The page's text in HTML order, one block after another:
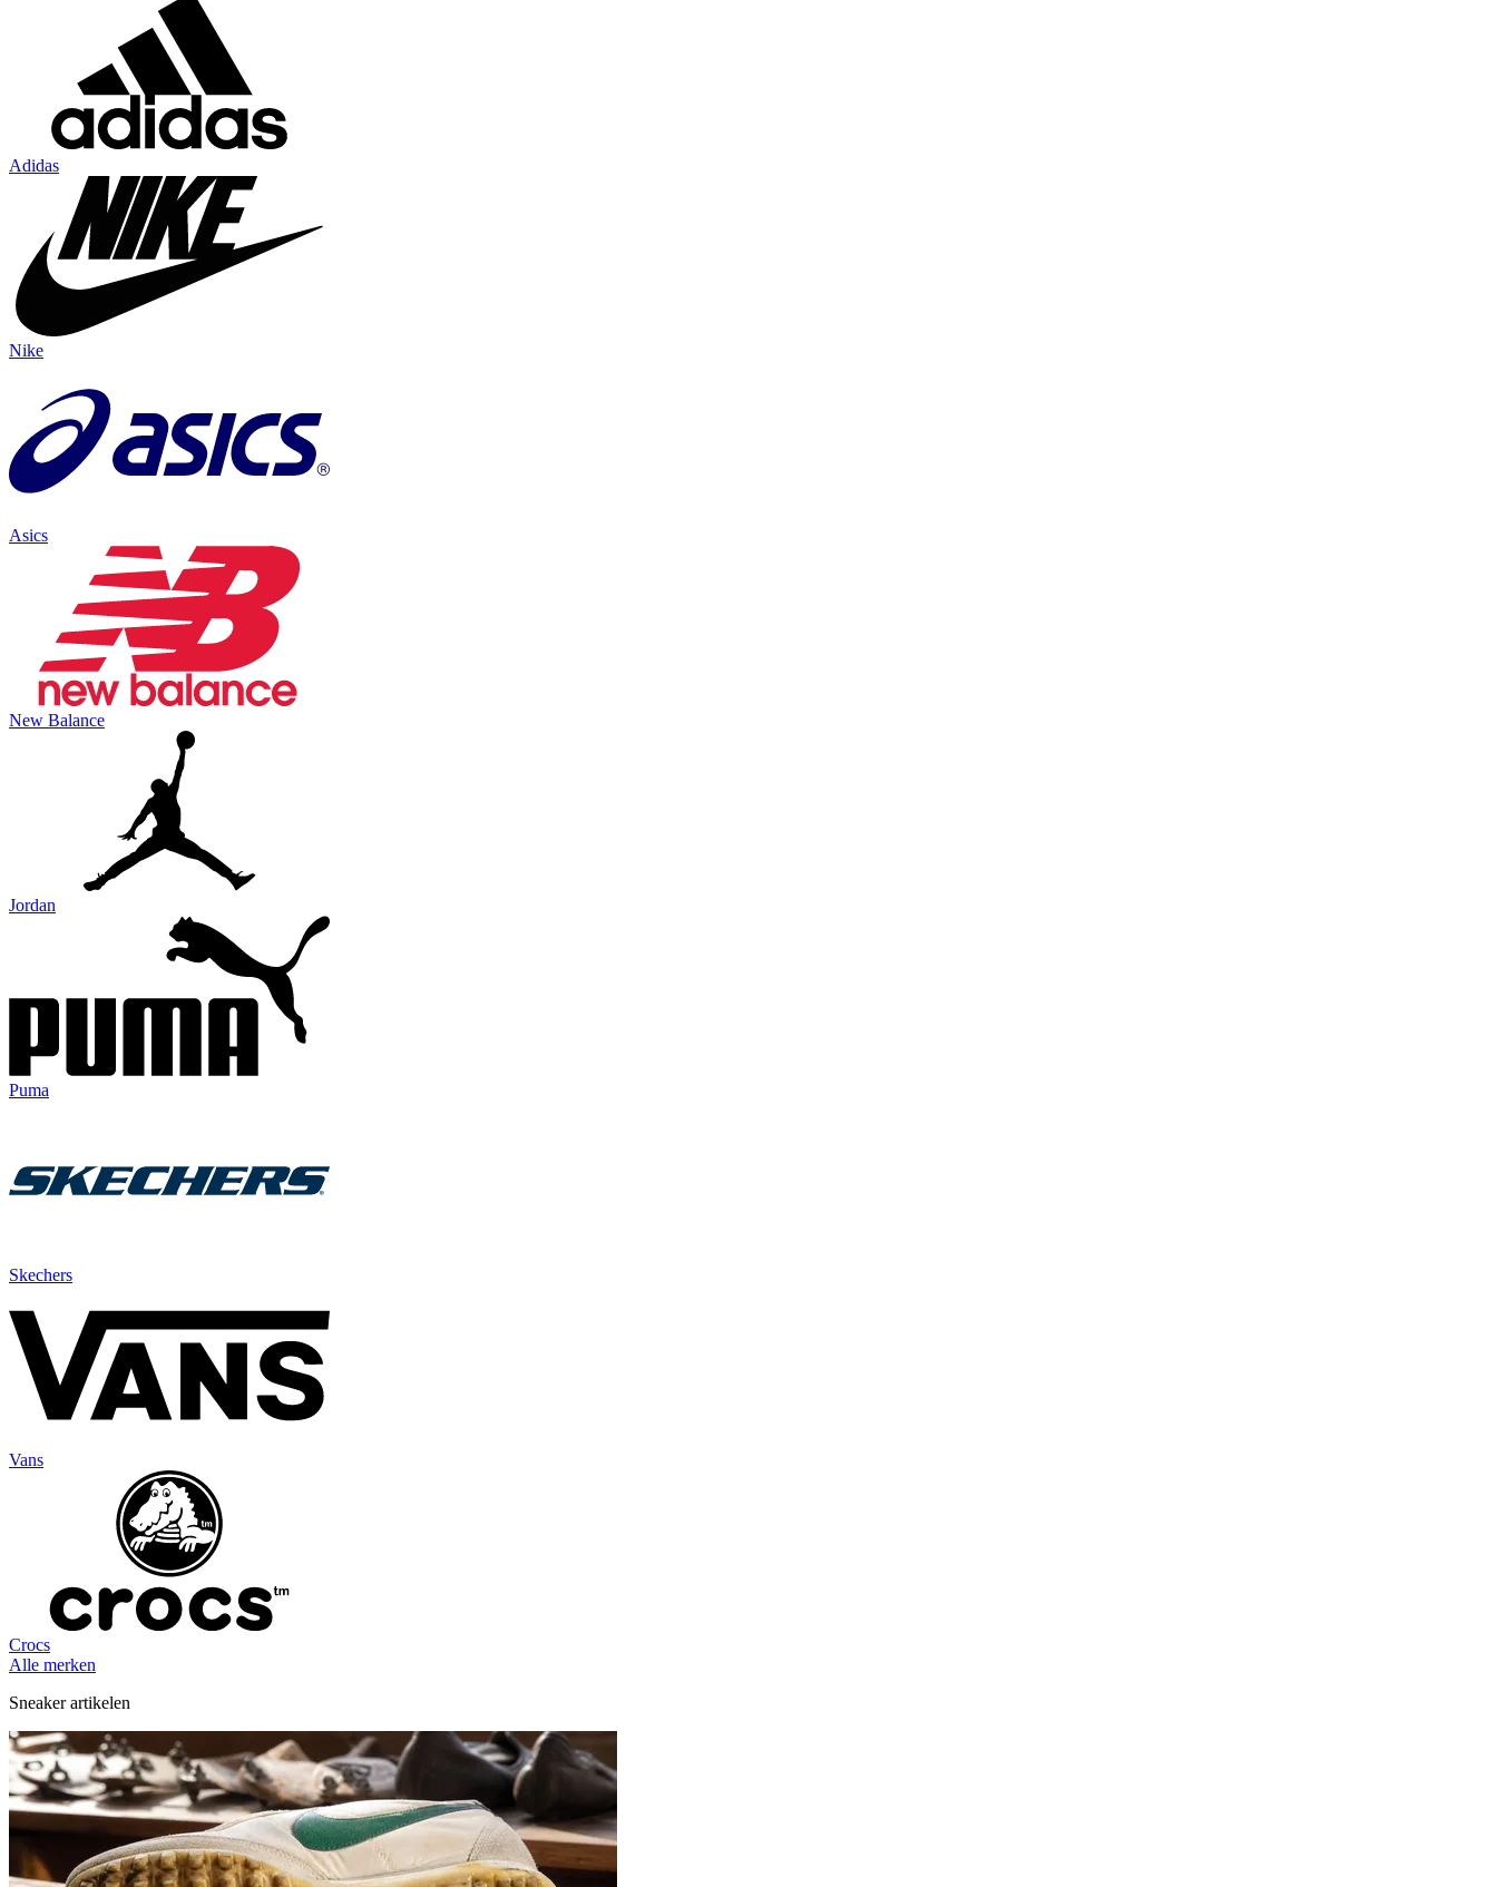
Adidas
Nike
Asics
New Balance
Jordan
Puma
Skechers
Vans
Crocs
Alle merken
Sneaker artikelen